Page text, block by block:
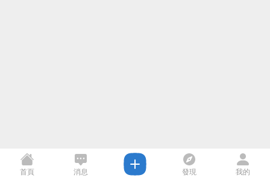
首頁 消息 發現 我的